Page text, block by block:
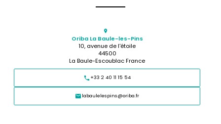
Oriba La Baule-les-Pins
10, avenue de l'étoile
44500
La Baule-Escoublac France
+33 2 40 11 15 54
labaulelespins@oriba.fr